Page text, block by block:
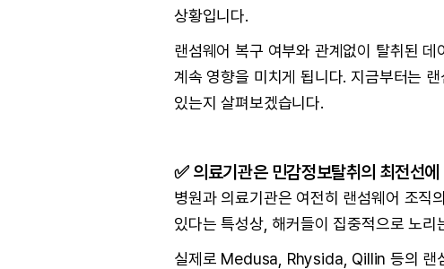
상황입니다.
랜섬웨어 복구 여부와 관계없이 탈취된
계속 영향을 미치게 됩니다. 지금부터는
있는지 살펴보겠습니다.
✅ 의료기관은 민감정보탈취의 최전선
병원과 의료기관은 여전히 랜섬웨어 조직
있다는 특성상, 해커들이 집중적으로 노리
실제로 Medusa, Rhysida, Qillin 등의 랜